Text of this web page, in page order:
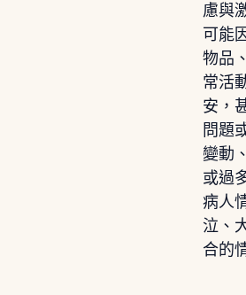
慮與
可能
物品
常活
安，
問題
變動
或過
病人
泣、
合的